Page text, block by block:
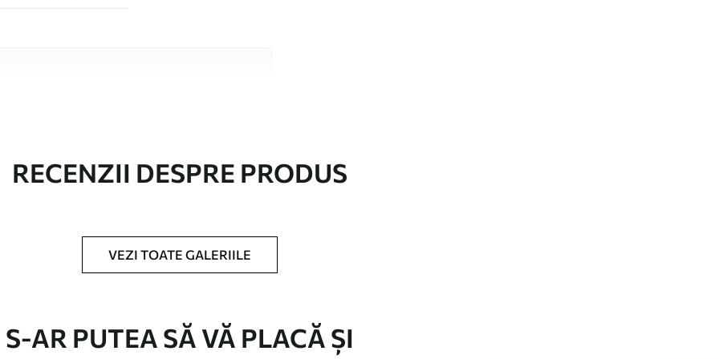
role de până la 50 cm lățime.
moale. Fototapetul cu strat de lac
RECENZII DESPRE PRODUS
VEZI TOATE GALERIILE
S-AR PUTEA SĂ VĂ PLACĂ ȘI